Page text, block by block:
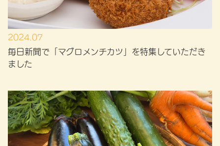
2024.07
毎日新聞で「マグロメンチカツ」を特集していただき
ました